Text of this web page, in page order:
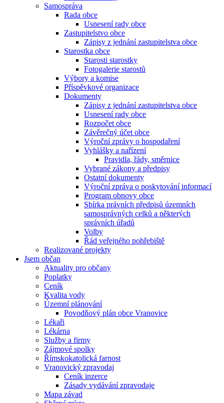
Samospráva
Rada obce
Usnesení rady obce
Zastupitelstvo obce
Zápisy z jednání zastupitelstva obce
Starostka obce
Starosti starostky
Fotogalerie starostů
Výbory a komise
Příspěvkové organizace
Dokumenty
Zápisy z jednání zastupitelstva obce
Usnesení rady obce
Rozpočet obce
Závěrečný účet obce
Výroční zprávy o hospodaření
Vyhlášky a nařízení
Pravidla, řády, směrnice
Vybrané zákony a předpisy
Ostatní dokumenty
Výroční zpráva o poskytování informací
Program obnovy obce
Sbírka právních předpisů územních
samosprávných celků a některých
správních úřadů
Volby
Řád veřejného pohřebiště
Realizované projekty
Jsem občan
Aktuality pro občany
Poplatky
Ceník
Kvalita vody
Územní plánování
Povodňový plán obce Vranovice
Lékaři
Lékárna
Služby a firmy
Zájmové spolky
Římskokatolická farnost
Vranovický zpravodaj
Ceník inzerce
Zásady vydávání zpravodaje
Mapa závad